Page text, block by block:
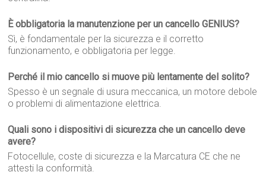
È obbligatoria la manutenzione per un cancello GENIUS?
Sì, è fondamentale per la sicurezza e il corretto
funzionamento, e obbligatoria per legge.
Perché il mio cancello si muove più lentamente del solito?
Spesso è un segnale di usura meccanica, un motore debole
o problemi di alimentazione elettrica.
Quali sono i dispositivi di sicurezza che un cancello deve
avere?
Fotocellule, coste di sicurezza e la Marcatura CE che ne
attesti la conformità.